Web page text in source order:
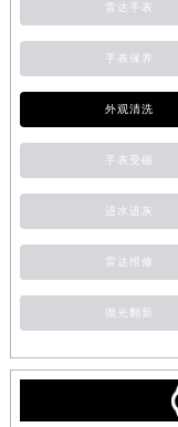
雷达手表
手表保养
外观清洗
手表受磁
进水进灰
雷达维修
抛光翻新